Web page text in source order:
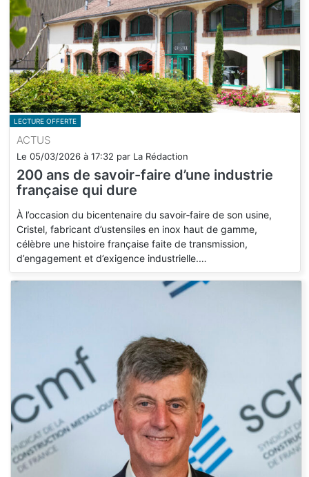
LECTURE OFFERTE
ACTUS
Le 05/03/2026 à 17:32 par La Rédaction
200 ans de savoir-faire d’une industrie
française qui dure
À l’occasion du bicentenaire du savoir‑faire de son usine,
Cristel, fabricant d’ustensiles en inox haut de gamme,
célèbre une histoire française faite de transmission,
d’engagement et d’exigence industrielle.…